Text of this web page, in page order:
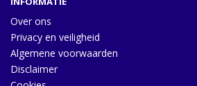
Over ons
Privacy en veiligheid
Algemene voorwaarden
Disclaimer